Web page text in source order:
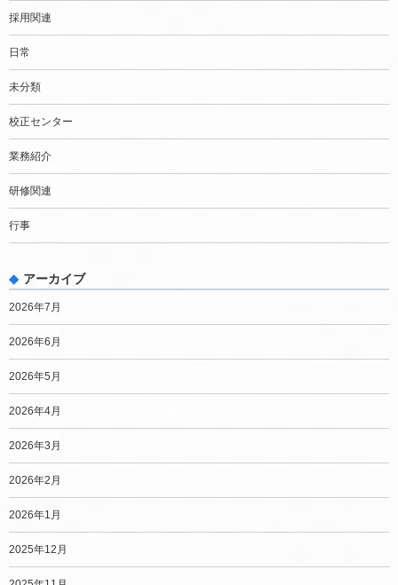
採用関連
日常
未分類
校正センター
業務紹介
研修関連
行事
アーカイブ
2026年7月
2026年6月
2026年5月
2026年4月
2026年3月
2026年2月
2026年1月
2025年12月